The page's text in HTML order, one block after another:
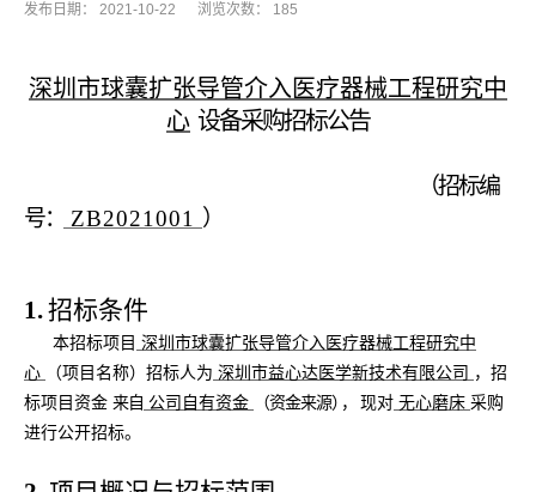
发布日期： 2021-10-22 浏览次数： 185
深圳市球囊扩张导管介入医疗器械工程研究中
心 设备采购招标公告
（招标编
号： ZB2021001 ）
1.招标条件
本招标项目 深圳市球囊扩张导管介入医疗器械工程研究中
心
（项目名称）招标人为 深圳市益心达医学新技术有限公司
，招
标项目资金 来自 公司自有资金 （资金来源）， 现对 无心磨床 采购
进行公开招标。